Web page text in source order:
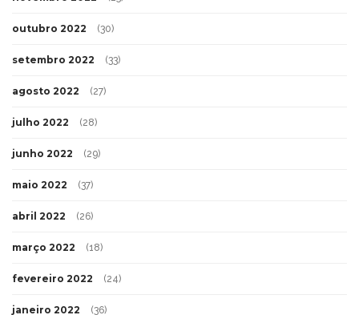
outubro 2022 (30)
setembro 2022 (33)
agosto 2022 (27)
julho 2022 (28)
junho 2022 (29)
maio 2022 (37)
abril 2022 (26)
março 2022 (18)
fevereiro 2022 (24)
janeiro 2022 (36)